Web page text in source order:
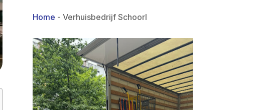
Home - Verhuisbedrijf Schoorl